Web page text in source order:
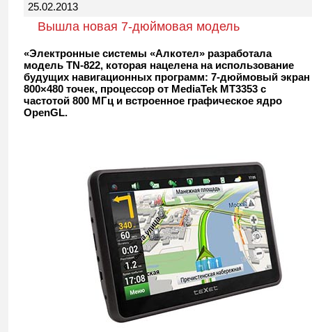
25.02.2013
Вышла новая 7-дюймовая модель
навигатора teXet TN-822
«Электронные системы «Алкотел» разработала
модель TN-822, которая нацелена на использование
будущих навигационных программ: 7-дюймовый экран
800×480 точек, процессор от MediaTek MT3353 с
частотой 800 МГц и встроенное графическое ядро
OpenGL.